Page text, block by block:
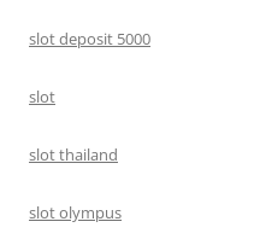
slot deposit 5000
slot
slot thailand
slot olympus